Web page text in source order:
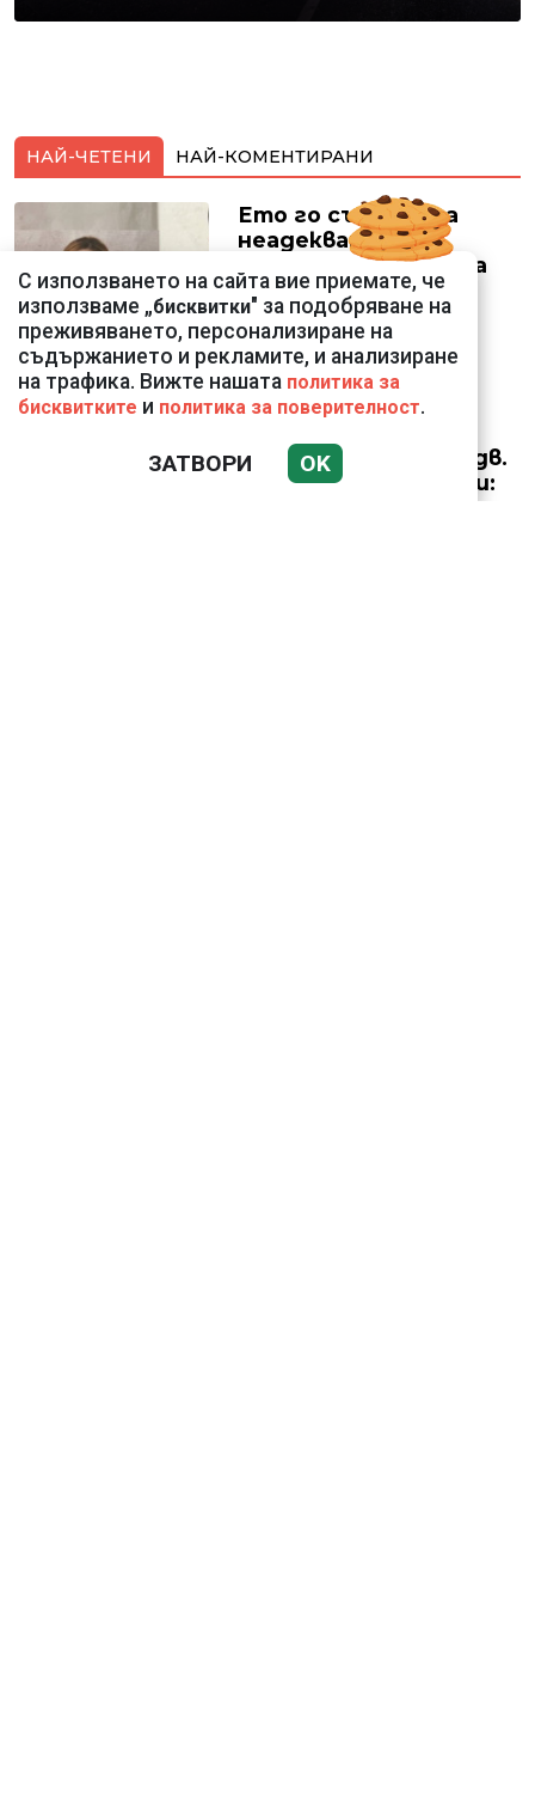
НАЙ-ЧЕТЕНИ НАЙ-КОМЕНТИРАНИ
Ето го съпруга на
неадекватната
външна министърка
Велислава Петрова
фалшивия пиар на адв.
Димитър Марковски:
С използването на сайта вие приемате, че
използваме „бисквитки" за подобряване на
преживяването, персонализиране на
съдържанието и рекламите, и анализиране
на трафика. Вижте нашата политика за
бисквитките и политика за поверителност.
ЗАТВОРИ OK